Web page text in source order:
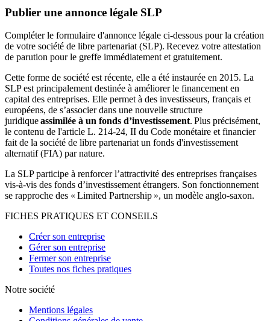
Publier une annonce légale SLP
Compléter le formulaire d'annonce légale ci-dessous pour la création
de votre société de libre partenariat (SLP). Recevez votre attestation
de parution pour le greffe immédiatement et gratuitement.
Cette forme de société est récente, elle a été instaurée en 2015. La
SLP est principalement destinée à améliorer le financement en
capital des entreprises. Elle permet à des investisseurs, français et
européens, de s’associer dans une nouvelle structure
juridiqueassimilée à un fonds d’investissement. Plus précisément,
le contenu de l'article L. 214-24, II du Code monétaire et financier
fait de la société de libre partenariat un fonds d'investissement
alternatif (FIA) par nature.
La SLP participe à renforcer l’attractivité des entreprises françaises
vis-à-vis des fonds d’investissement étrangers. Son fonctionnement
se rapproche des « Limited Partnership », un modèle anglo-saxon.
FICHES PRATIQUES ET CONSEILS
Créer son entreprise
Gérer son entreprise
Fermer son entreprise
Toutes nos fiches pratiques
Notre société
Mentions légales